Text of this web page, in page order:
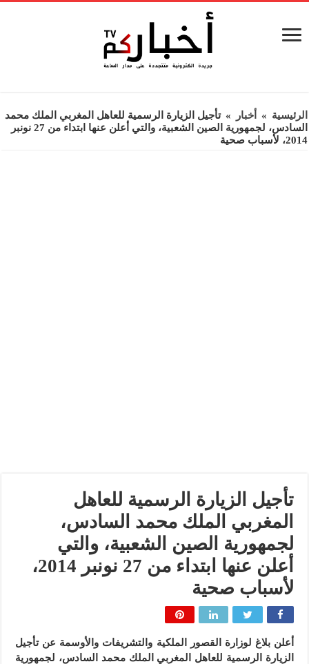
الرئيسية » أخبار » تأجيل الزيارة الرسمية للعاهل المغربي الملك محمد
السادس، لجمهورية الصين الشعبية، والتي أعلن عنها ابتداء من 27 نونبر
2014، لأسباب صحية
تأجيل الزيارة الرسمية للعاهل
المغربي الملك محمد السادس،
لجمهورية الصين الشعبية، والتي
أعلن عنها ابتداء من 27 نونبر 2014،
لأسباب صحية
أعلن بلاغ لوزارة القصور الملكية والتشريفات والأوسمة عن تأجيل
الزيارة الرسمية للعاهل المغربي الملك محمد السادس، لجمهورية